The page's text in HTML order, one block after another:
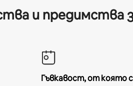
и предимства
Гъвкавост, от която